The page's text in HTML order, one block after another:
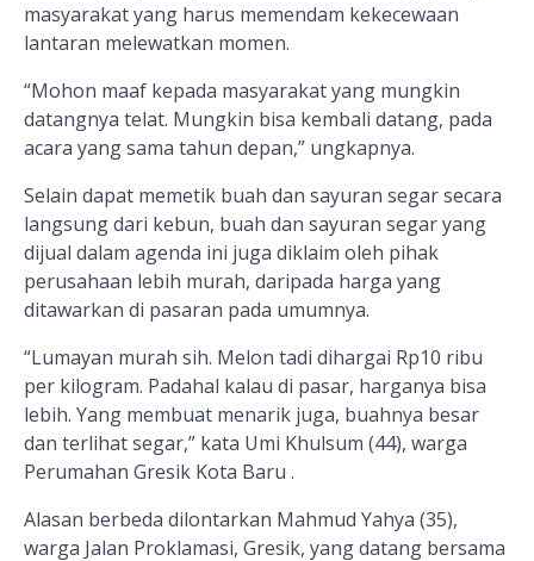
masyarakat yang harus memendam kekecewaan
lantaran melewatkan momen.
“Mohon maaf kepada masyarakat yang mungkin
datangnya telat. Mungkin bisa kembali datang, pada
acara yang sama tahun depan,” ungkapnya.
Selain dapat memetik buah dan sayuran segar secara
langsung dari kebun, buah dan sayuran segar yang
dijual dalam agenda ini juga diklaim oleh pihak
perusahaan lebih murah, daripada harga yang
ditawarkan di pasaran pada umumnya.
“Lumayan murah sih. Melon tadi dihargai Rp10 ribu
per kilogram. Padahal kalau di pasar, harganya bisa
lebih. Yang membuat menarik juga, buahnya besar
dan terlihat segar,” kata Umi Khulsum (44), warga
Perumahan Gresik Kota Baru .
Alasan berbeda dilontarkan Mahmud Yahya (35),
warga Jalan Proklamasi, Gresik, yang datang bersama